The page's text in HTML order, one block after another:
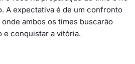
A expectativa é de um confronto
ambos os times buscarão
e conquistar a vitória.